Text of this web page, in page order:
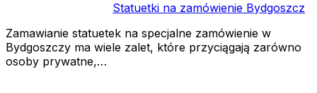
Statuetki na zamówienie Bydgoszcz
Zamawianie statuetek na specjalne zamówienie w
Bydgoszczy ma wiele zalet, które przyciągają zarówno
osoby prywatne,…